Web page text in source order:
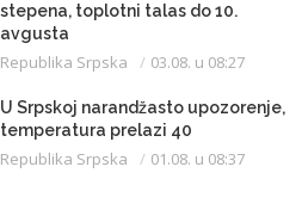
stepena, toplotni talas do 10.
avgusta
Republika Srpska 03.08. u 08:27
U Srpskoj narandžasto upozorenje,
temperatura prelazi 40
Republika Srpska 01.08. u 08:37